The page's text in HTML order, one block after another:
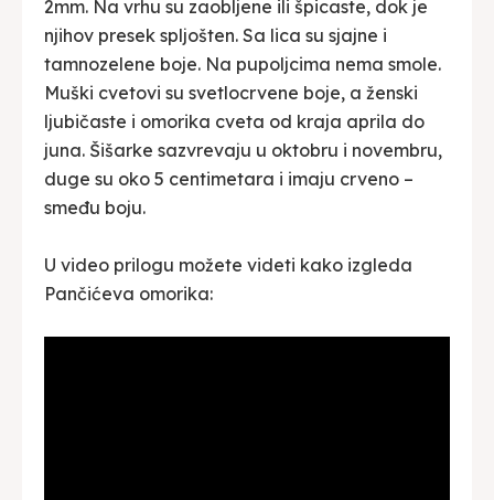
2mm. Na vrhu su zaobljene ili špicaste, dok je
njihov presek spljošten. Sa lica su sjajne i
tamnozelene boje. Na pupoljcima nema smole.
Muški cvetovi su svetlocrvene boje, a ženski
ljubičaste i omorika cveta od kraja aprila do
juna. Šišarke sazvrevaju u oktobru i novembru,
duge su oko 5 centimetara i imaju crveno –
smeđu boju.
U video prilogu možete videti kako izgleda
Pančićeva omorika: